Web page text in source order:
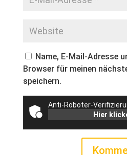
Name, E-Mail-Adresse
Browser für meinen
speichern.
Anti-Roboter-
Hier